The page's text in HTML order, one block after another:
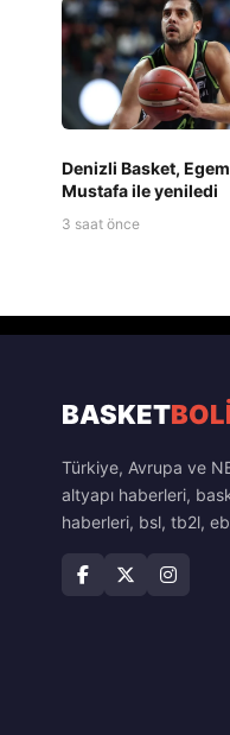
Denizli Basket,
Mustafa ile yeniledi
3 saat önce
BASKET
Türkiye, Avrupa ve
altyapı haberleri,
haberleri, bsl, tb2l,